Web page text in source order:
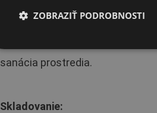
Upozornenie:
V prípade masívneho
sanácia prostredia.
Skladovanie:
ZOBRAZIŤ PODROBNOSTI